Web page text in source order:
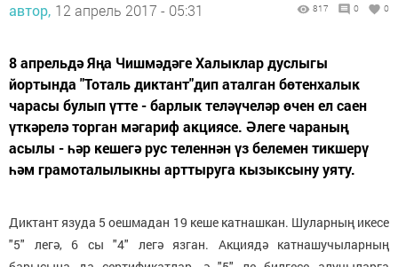
автор, 12 апрель 2017 - 05:31 817 0 0
8 апрельдә Яңа Чишмәдәге Халыклар дуслыгы
йортында "Тоталь диктант"дип аталган бөтенхалык
чарасы булып үтте - барлык теләүчеләр өчен ел саен
үткәрелә торган мәгариф акциясе. Әлеге чараның
асылы - һәр кешегә рус теленнән үз белемен тикшерү
һәм грамоталылыкны арттыруга кызыксыну уяту.
Диктант язуда 5 оешмадан 19 кеше катнашкан. Шуларның икесе
"5" легә, 6 сы "4" легә язган. Акциядә катнашучыларның